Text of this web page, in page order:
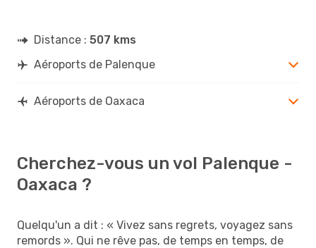
Distance : 507 kms
Aéroports de Palenque
Aéroports de Oaxaca
Cherchez-vous un vol Palenque -
Oaxaca ?
Quelqu'un a dit : « Vivez sans regrets, voyagez sans
remords ». Qui ne rêve pas, de temps en temps, de